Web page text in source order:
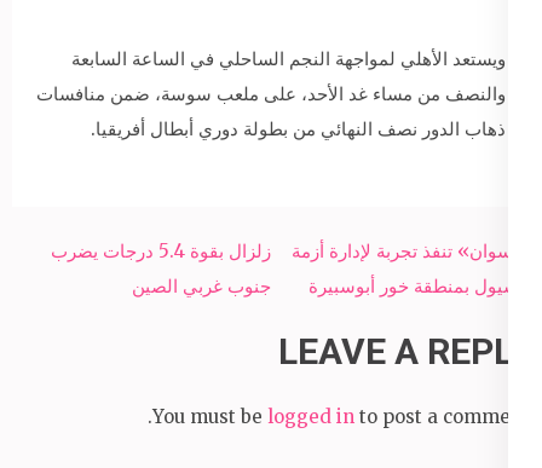
ويستعد الأهلي لمواجهة النجم الساحلي في الساعة السابعة
والنصف من مساء غد الأحد، على ملعب سوسة، ضمن منافسات
ذهاب الدور نصف النهائي من بطولة دوري أبطال أفريقيا.
Post
navigation
زلزال بقوة 5.4 درجات يضرب
جنوب غربي الصين
«أسوان» تنفذ تجربة لإدارة أزمة
السيول بمنطقة خور أبوسبيرة
LEAVE A REPLY
You must be logged in to post a comment.